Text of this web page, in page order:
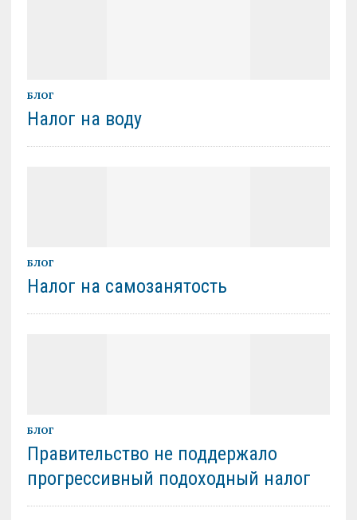
БЛОГ
Налог на воду
БЛОГ
Налог на самозанятость
БЛОГ
Правительство не поддержало
прогрессивный подоходный налог